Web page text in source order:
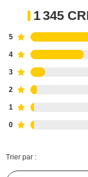
1 345
5
4
3
2
1
0
Trier par :